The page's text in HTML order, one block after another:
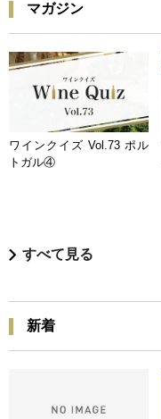
マガジン
ワインクイズ Vol.73 ポル
トガル④
すべて見る
新着